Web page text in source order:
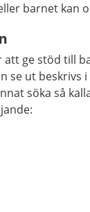
barnet kan
att ge stöd till
se ut beskrivs
söka så